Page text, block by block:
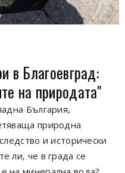
в Благоевград:
на природата"
България,
природна
и исторически
ли, че в града се